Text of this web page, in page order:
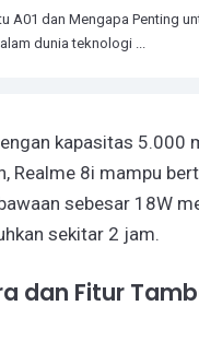
A01 dan Mengapa Penting
dunia teknologi ...
kapasitas 5.000
Realme 8i mampu
sebesar 18W
sekitar 2 jam.
dan Fitur